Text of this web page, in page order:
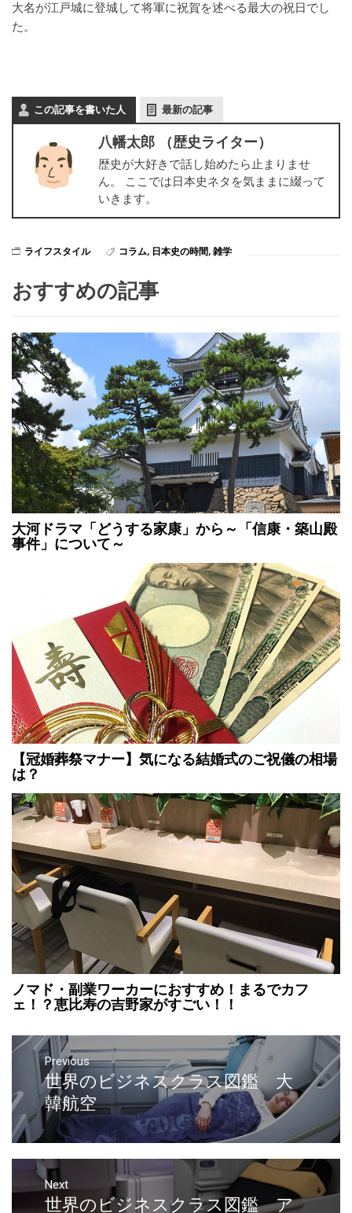
大名が江戸城に登城して将軍に祝賀を述べる最大の祝日でし
た。
この記事を書いた人 最新の記事
八幡太郎 （歴史ライター）
歴史が大好きで話し始めたら止まりませ
ん。 ここでは日本史ネタを気ままに綴って
いきます。
ライフスタイル コラム, 日本史の時間, 雑学
おすすめの記事
大河ドラマ「どうする家康」から～「信康・築山殿
事件」について～
【冠婚葬祭マナー】気になる結婚式のご祝儀の相場
は？
ノマド・副業ワーカーにおすすめ！まるでカフ
ェ！？恵比寿の吉野家がすごい！！
Previous
世界のビジネスクラス図鑑 大
韓航空
Next
世界のビジネスクラス図鑑 ア